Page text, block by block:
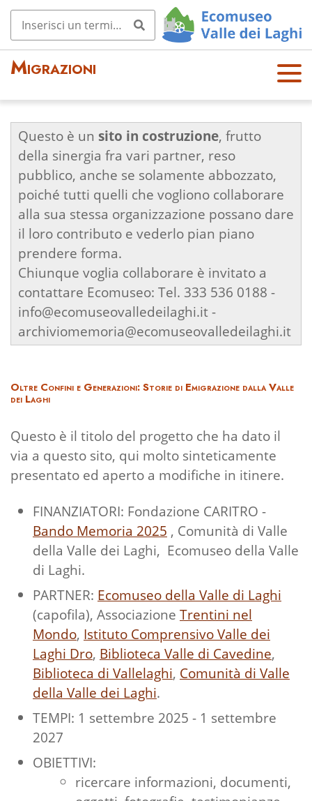
Migrazioni
OPE
N
Questo è un sito in costruzione, frutto
della sinergia fra vari partner, reso
pubblico, anche se solamente abbozzato,
poiché tutti quelli che vogliono collaborare
alla sua stessa organizzazione possano dare
il loro contributo e vederlo pian piano
prendere forma.
Chiunque voglia collaborare è invitato a
contattare Ecomuseo: Tel. 333 536 0188 -
info@ecomuseovalledeilaghi.it -
archiviomemoria@ecomuseovalledeilaghi.it
Oltre Confini e Generazioni: Storie di Emigrazione dalla Valle
dei Laghi
Questo è il titolo del progetto che ha dato il
via a questo sito, qui molto sinteticamente
presentato ed aperto a modifiche in itinere.
FINANZIATORI: Fondazione CARITRO -
Bando Memoria 2025 , Comunità di Valle
della Valle dei Laghi, Ecomuseo della Valle
di Laghi.
PARTNER: Ecomuseo della Valle di Laghi
(capofila), Associazione Trentini nel
Mondo, Istituto Comprensivo Valle dei
Laghi Dro, Biblioteca Valle di Cavedine,
Biblioteca di Vallelaghi, Comunità di Valle
della Valle dei Laghi.
TEMPI: 1 settembre 2025 - 1 settembre
2027
OBIETTIVI:
ricercare informazioni, documenti,